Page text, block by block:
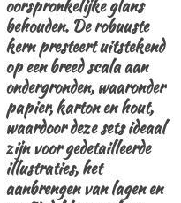
oorspronkelijke glans
behouden. De robuuste
kern presteert uitstekend
op een breed scala aan
ondergronden, waaronder
papier, karton en hout,
waardoor deze sets ideaal
zijn voor gedetailleerde
illustraties, het
aanbrengen van lagen en